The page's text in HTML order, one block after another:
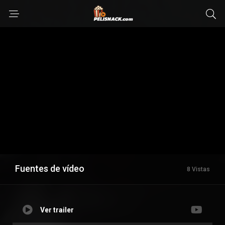
Fuentes de vídeo 8 Vistas
Ver trailer